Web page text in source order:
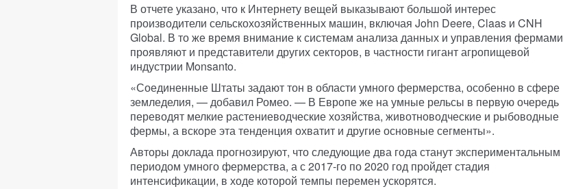
В отчете указано, что к Интернету вещей выказывают большой интерес
производители сельскохозяйственных машин, включая John Deere, Claas и CNH
Global. В то же время внимание к системам анализа данных и управления фермами
проявляют и представители других секторов, в частности гигант агропищевой
индустрии Monsanto.
«Соединенные Штаты задают тон в области умного фермерства, особенно в сфере
земледелия, — добавил Ромео. — В Европе же на умные рельсы в первую очередь
переводят мелкие растениеводческие хозяйства, животноводческие и рыбоводные
фермы, а вскоре эта тенденция охватит и другие основные сегменты».
Авторы доклада прогнозируют, что следующие два года станут экспериментальным
периодом умного фермерства, а с 2017-го по 2020 год пройдет стадия
интенсификации, в ходе которой темпы перемен ускорятся.